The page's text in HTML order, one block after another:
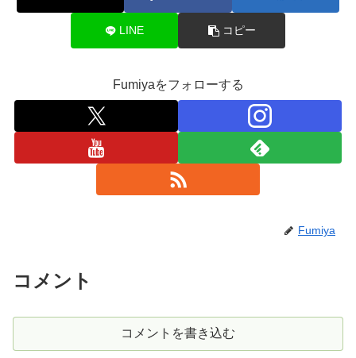
LINE コピー
Fumiyaをフォローする
Fumiya
コメント
コメントを書き込む